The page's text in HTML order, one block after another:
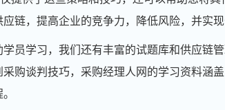
链，提高企业的竞争力，降低风险，并实
学员学习，我们还有丰富的试题库和供应链
购谈判技巧，采购经理人网的学习资料涵